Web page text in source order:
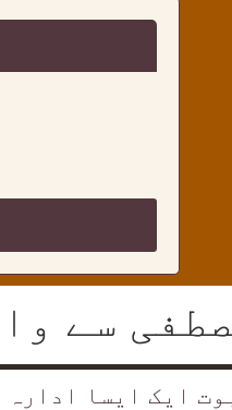
سے
ایک ایسا ادارہ